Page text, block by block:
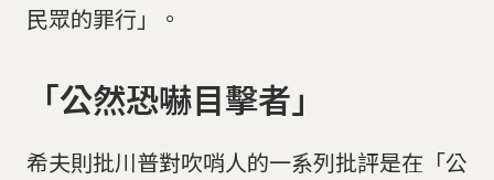
民眾的罪行」。
「公然恐嚇目擊者」
希夫則批川普對吹哨人的一系列批評是在「公